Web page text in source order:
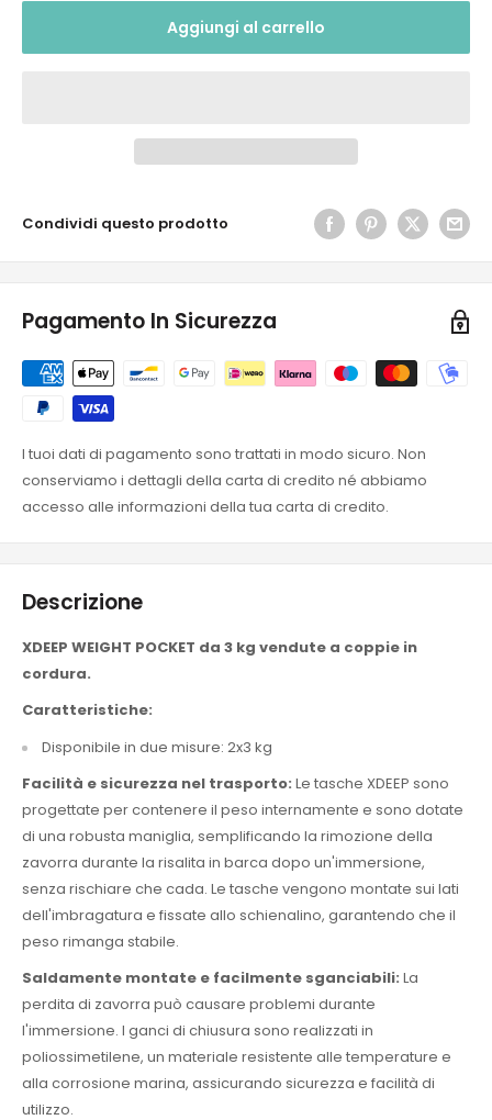
Aggiungi al carrello
Condividi questo prodotto
Pagamento In Sicurezza
I tuoi dati di pagamento sono trattati in modo sicuro. Non
conserviamo i dettagli della carta di credito né abbiamo
accesso alle informazioni della tua carta di credito.
Descrizione
XDEEP WEIGHT POCKET da 3 kg vendute a coppie in
cordura.
Caratteristiche:
Disponibile in due misure: 2x3 kg
Facilità e sicurezza nel trasporto: Le tasche XDEEP sono
progettate per contenere il peso internamente e sono dotate
di una robusta maniglia, semplificando la rimozione della
zavorra durante la risalita in barca dopo un'immersione,
senza rischiare che cada. Le tasche vengono montate sui lati
dell'imbragatura e fissate allo schienalino, garantendo che il
peso rimanga stabile.
Saldamente montate e facilmente sganciabili: La
perdita di zavorra può causare problemi durante
l'immersione. I ganci di chiusura sono realizzati in
poliossimetilene, un materiale resistente alle temperature e
alla corrosione marina, assicurando sicurezza e facilità di
utilizzo.